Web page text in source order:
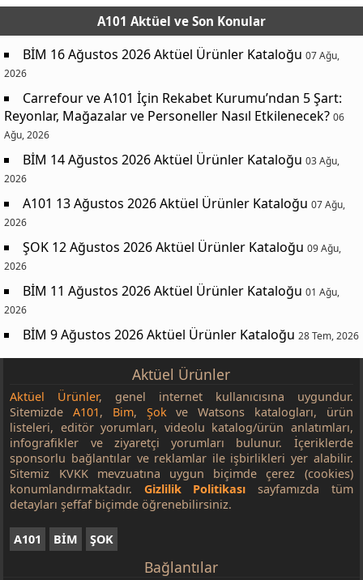
A101 Aktüel ve Son Konular
BİM 16 Ağustos 2026 Aktüel Ürünler Kataloğu 07 Ağu,
2026
Carrefour ve A101 İçin Rekabet Kurumu’ndan 5 Şart:
Reyonlar, Mağazalar ve Personeller Nasıl Etkilenecek? 06
Ağu, 2026
BİM 14 Ağustos 2026 Aktüel Ürünler Kataloğu 03 Ağu,
2026
A101 13 Ağustos 2026 Aktüel Ürünler Kataloğu 07 Ağu,
2026
ŞOK 12 Ağustos 2026 Aktüel Ürünler Kataloğu 09 Ağu,
2026
BİM 11 Ağustos 2026 Aktüel Ürünler Kataloğu 01 Ağu,
2026
BİM 9 Ağustos 2026 Aktüel Ürünler Kataloğu 28 Tem, 2026
Aktüel Ürünler
Aktüel Ürünler, genel internet kullanıcısına uygundur.
SitemizdeA101, Bim, Şokve Watsons katalogları, ürün
listeleri, editör yorumları, videolu katalog/ürün anlatımları,
infografikler ve ziyaretçi yorumları bulunur. İçeriklerde
sponsorlu bağlantılar ve reklamlar ile işbirlikleri yer alabilir.
Sitemiz KVKK mevzuatına uygun biçimde çerez (cookies)
konumlandırmaktadır. Gizlilik Politikası sayfamızda tüm
detayları şeffaf biçimde öğrenebilirsiniz.
A101 BİM ŞOK
Bağlantılar